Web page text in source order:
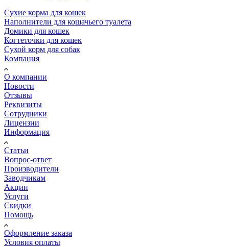
Сухие корма для кошек
Наполнители для кошачьего туалета
Домики для кошек
Когтеточки для кошек
Сухой корм для собак
Компания
О компании
Новости
Отзывы
Реквизиты
Сотрудники
Лицензии
Информация
Статьи
Вопрос-ответ
Производители
Заводчикам
Акции
Услуги
Скидки
Помощь
Оформление заказа
Условия оплаты